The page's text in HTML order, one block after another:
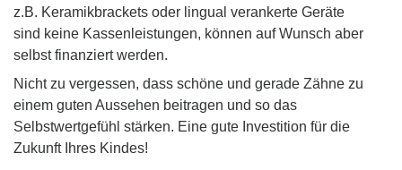
z.B. Keramikbrackets oder lingual verankerte Geräte
sind keine Kassenleistungen, können auf Wunsch aber
selbst finanziert werden.
Nicht zu vergessen, dass schöne und gerade Zähne zu
einem guten Aussehen beitragen und so das
Selbstwertgefühl stärken. Eine gute Investition für die
Zukunft Ihres Kindes!